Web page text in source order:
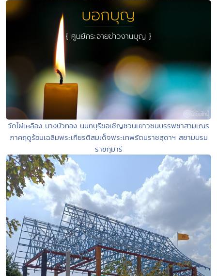
วัดไผ่เหลือง บางบัวทอง นนทบุรีขอเชิญชวนเยาวชนบรรพชาสามเณร
ภาคฤดูร้อนเฉลิมพระเกียรติสมเด็จพระเทพรัตนราชสุดาฯ สยามบรม
ราชกุมารี